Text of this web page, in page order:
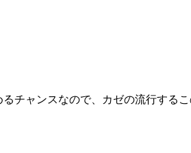
チャンスなので、カゼの流行する